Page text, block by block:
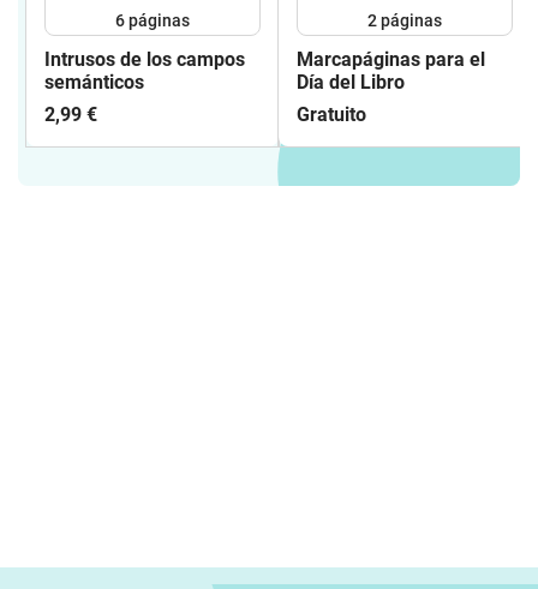
6páginas
Intrusos de los campos
semánticos
2,99 €
2páginas
Marcapáginas para el
Día del Libro
Gratuito